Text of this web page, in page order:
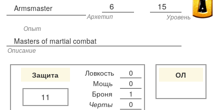
Armsmaster 6 15
Архетип
Уровень
Опыт
Masters of martial combat
Описание
Защита
11
Ловкость
0
Мощь
0
Броня
1
Черты
0
ОЛ